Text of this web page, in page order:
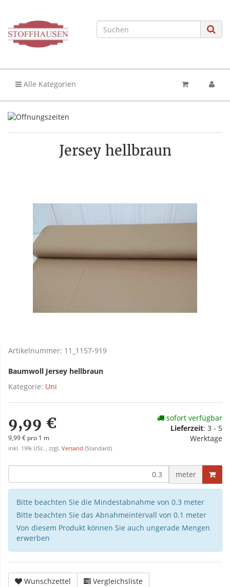
Alle Kategorien
Jersey hellbraun
Artikelnummer: 11_1157-919
Baumwoll Jersey hellbraun
Kategorie: Uni
9,99 €
9,99 € pro 1 m
inkl. 19% USt. , zzgl. Versand (Standard)
sofort verfügbar
Lieferzeit: 3 - 5
Werktage
meter
Bitte beachten Sie die Mindestabnahme von 0.3 meter
Bitte beachten Sie das Abnahmeintervall von 0.1 meter
Von diesem Produkt können Sie auch ungerade Mengen
erwerben
Wunschzettel
Vergleichsliste